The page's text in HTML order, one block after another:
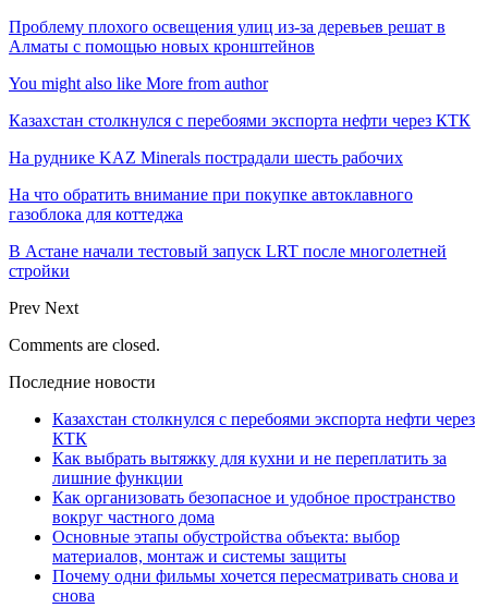
Проблему плохого освещения улиц из-за деревьев решат в
Алматы с помощью новых кронштейнов
You might also like More from author
Казахстан столкнулся с перебоями экспорта нефти через КТК
На руднике KAZ Minerals пострадали шесть рабочих
На что обратить внимание при покупке автоклавного
газоблока для коттеджа
В Астане начали тестовый запуск LRT после многолетней
стройки
Prev Next
Comments are closed.
Последние новости
Казахстан столкнулся с перебоями экспорта нефти через
КТК
Как выбрать вытяжку для кухни и не переплатить за
лишние функции
Как организовать безопасное и удобное пространство
вокруг частного дома
Основные этапы обустройства объекта: выбор
материалов, монтаж и системы защиты
Почему одни фильмы хочется пересматривать снова и
снова